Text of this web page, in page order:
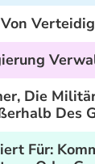
Die
Des
Für: